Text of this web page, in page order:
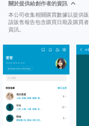
關於提供給創作者的資訊
本公司收集相關購買數據以提供
該販售報告包含購買日期及購買
資訊。